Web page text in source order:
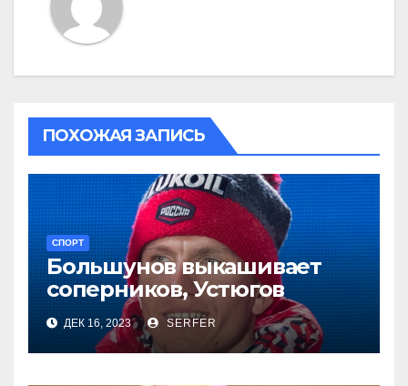
ПОХОЖАЯ ЗАПИСЬ
СПОРТ
Большунов выкашивает
соперников, Устюгов
просит понимания,
Степанова проиграла
ДЕК 16, 2023 SERFER